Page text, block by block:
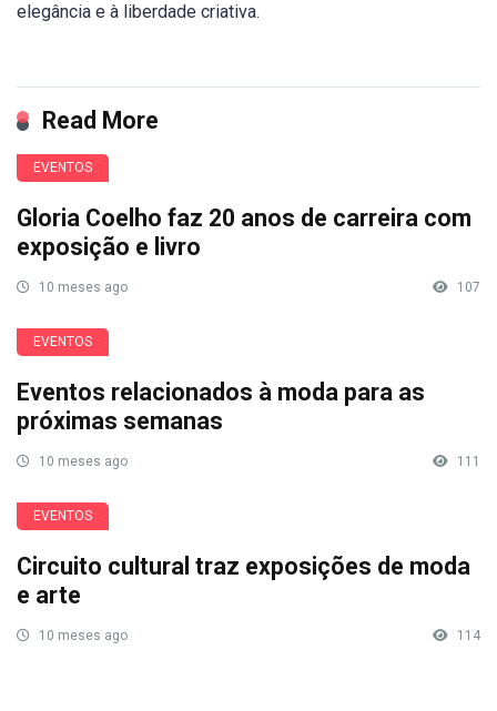
elegância e à liberdade criativa.
Read More
EVENTOS
Gloria Coelho faz 20 anos de carreira com
exposição e livro
10 meses ago 107
EVENTOS
Eventos relacionados à moda para as
próximas semanas
10 meses ago 111
EVENTOS
Circuito cultural traz exposições de moda
e arte
10 meses ago 114